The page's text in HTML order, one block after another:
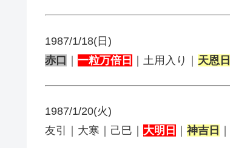
1987/1/18(日)
赤口 ｜ 一粒万倍日 ｜土用入り｜ 天恩日
1987/1/20(火)
友引｜大寒｜己巳｜ 大明日 神吉日